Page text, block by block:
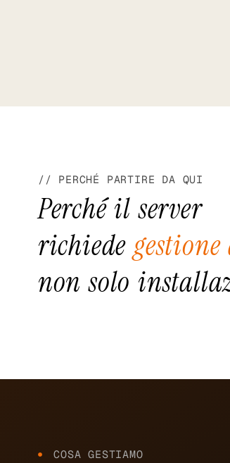
// PERCHÉ PARTIRE DA QUI
Perché il server
richiede
non solo
COSA GESTIAMO